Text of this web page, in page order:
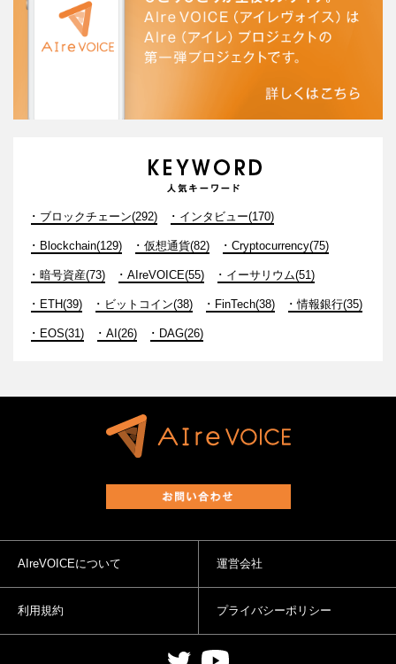
ブロックチェーン(292) インタビュー(170)
Blockchain(129) 仮想通貨(82) Cryptocurrency(75)
暗号資産(73) AIreVOICE(55) イーサリウム(51)
ETH(39) ビットコイン(38) FinTech(38) 情報銀行(35)
EOS(31) AI(26) DAG(26)
AIreVOICEについて 運営会社
利用規約 プライバシーポリシー